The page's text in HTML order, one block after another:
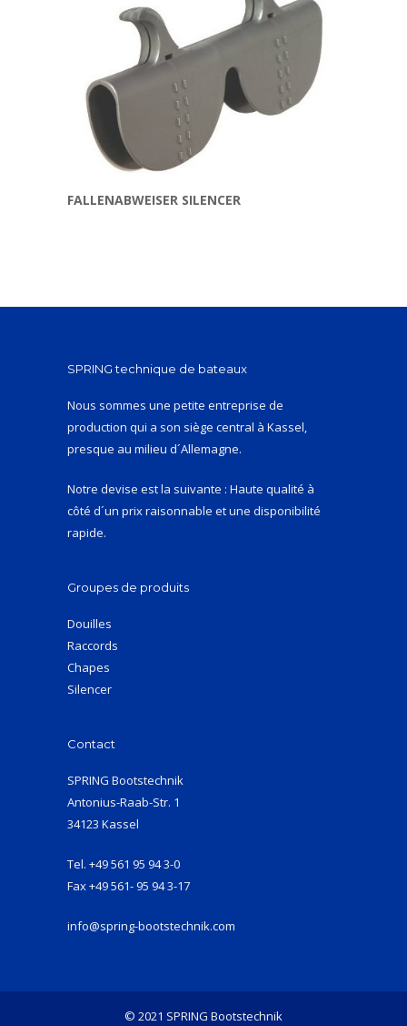
FALLENABWEISER SILENCER
SPRING technique de bateaux
Nous sommes une petite entreprise de
production qui a son siège central à Kassel,
presque au milieu d´Allemagne.
Notre devise est la suivante : Haute qualité à
côté d´un prix raisonnable et une disponibilité
rapide.
Groupes de produits
Douilles
Raccords
Chapes
Silencer
Contact
SPRING Bootstechnik
Antonius-Raab-Str. 1
34123 Kassel
Tel. +49 561 95 94 3-0
Fax +49 561- 95 94 3-17
info@spring-bootstechnik.com
© 2021 SPRING Bootstechnik